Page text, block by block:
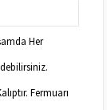
Her
Fermuarı